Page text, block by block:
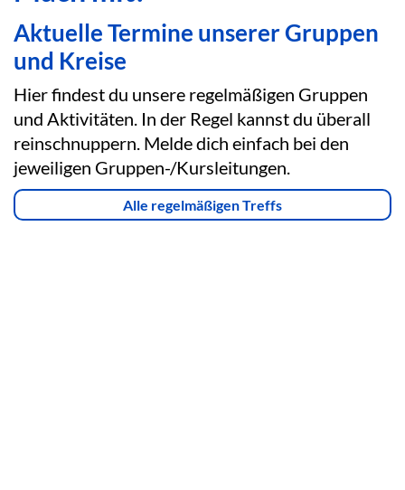
Aktuelle Termine unserer Gruppen
und Kreise
Hier findest du unsere regelmäßigen Gruppen
und Aktivitäten. In der Regel kannst du überall
reinschnuppern. Melde dich einfach bei den
jeweiligen Gruppen-/Kursleitungen.
Alle regelmäßigen Treffs